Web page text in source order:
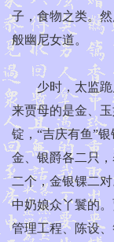
子，食物之类。
般幽尼女道。
少时，太监跪启
来贾母的是金、
锭，“吉庆有鱼”
金、银爵各二只
二个，金银锞二
中奶娘众丫鬟的
管理工程、陈设